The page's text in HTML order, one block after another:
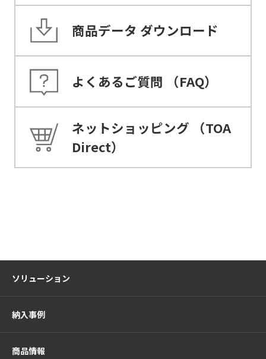
商品データ ダウンロード
よくあるご質問 （FAQ）
ネットショッピング （TOA
Direct）
ソリューション
納入事例
商品情報